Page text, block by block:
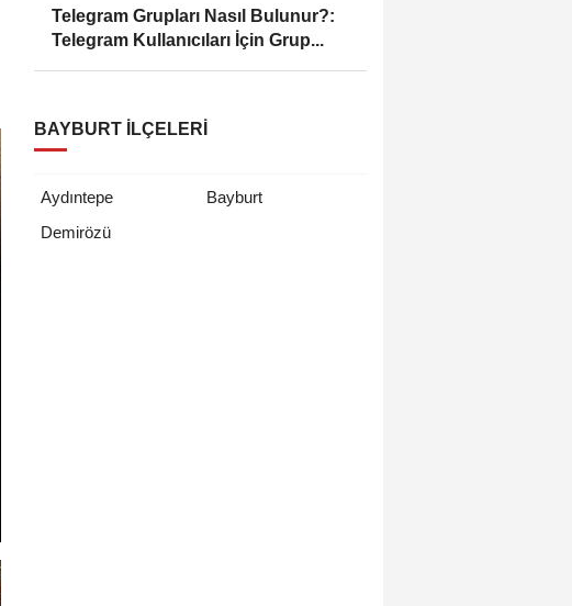
Telegram Grupları Nasıl Bulunur?:
Telegram Kullanıcıları İçin Grup...
BAYBURT İLÇELERI
Aydıntepe
Bayburt
Demirözü